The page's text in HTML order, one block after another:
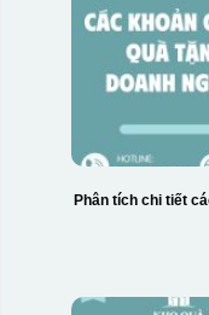
Phân tích chi tiết